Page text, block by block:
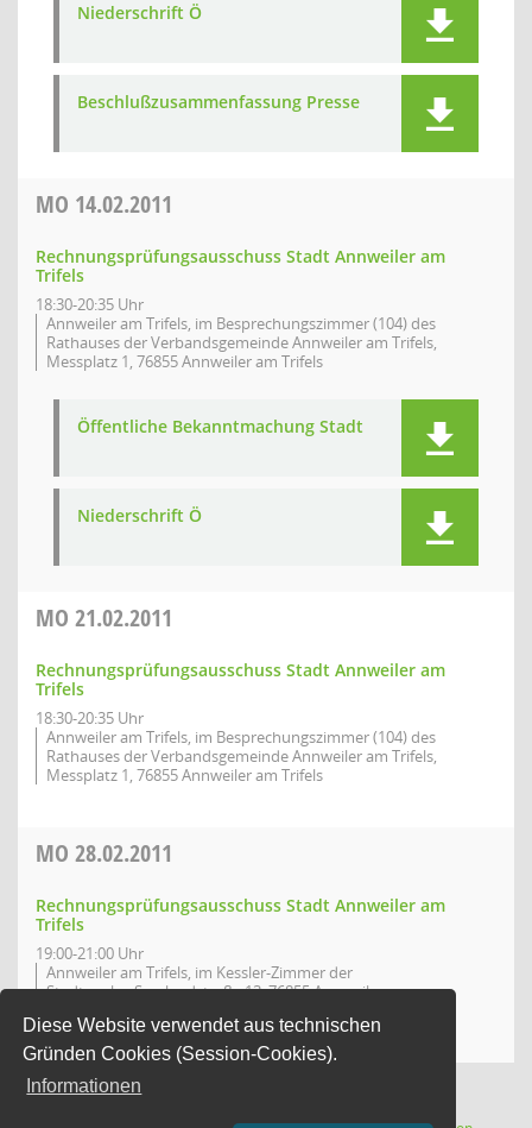
Diese Website verwendet aus technischen
Gründen Cookies (Session-Cookies).
Informationen
Niederschrift Ö
Beschlußzusammenfassung Presse
MO 14.02.2011
Rechnungsprüfungsausschuss Stadt Annweiler am
Trifels
18:30-20:35 Uhr
Annweiler am Trifels, im Besprechungszimmer (104) des
Rathauses der Verbandsgemeinde Annweiler am Trifels,
Messplatz 1, 76855 Annweiler am Trifels
Öffentliche Bekanntmachung Stadt
Niederschrift Ö
MO 21.02.2011
Rechnungsprüfungsausschuss Stadt Annweiler am
Trifels
18:30-20:35 Uhr
Annweiler am Trifels, im Besprechungszimmer (104) des
Rathauses der Verbandsgemeinde Annweiler am Trifels,
Messplatz 1, 76855 Annweiler am Trifels
MO 28.02.2011
Rechnungsprüfungsausschuss Stadt Annweiler am
Trifels
19:00-21:00 Uhr
Annweiler am Trifels, im Kessler-Zimmer der
Stadtwerke, Saarlandstraße 13, 76855 Annweiler am